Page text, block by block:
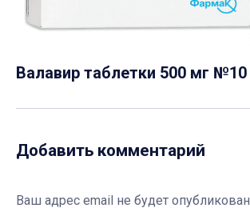
Валавир таблетки 500 мг №10
Добавить комментарий
Ваш адрес email не будет опубликован.